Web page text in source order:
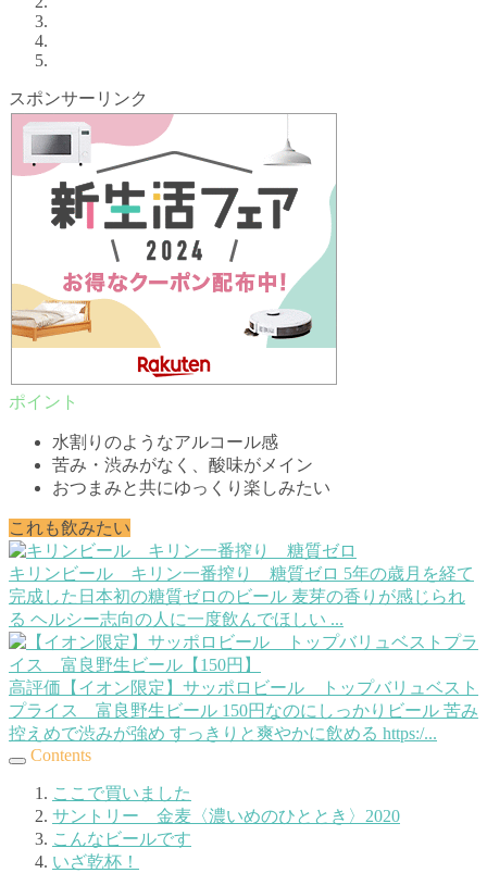
スポンサーリンク
水割りのようなアルコール感
苦み・渋みがなく、酸味がメイン
おつまみと共にゆっくり楽しみたい
これも飲みたい
キリンビール キリン一番搾り 糖質ゼロ 5年の歳月を経て
完成した日本初の糖質ゼロのビール 麦芽の香りが感じられ
る ヘルシー志向の人に一度飲んでほしい ...
高評価【イオン限定】サッポロビール トップバリュベスト
プライス 富良野生ビール 150円なのにしっかりビール 苦み
控えめで渋みが強め すっきりと爽やかに飲める https:/...
Contents
ここで買いました
サントリー 金麦〈濃いめのひととき〉2020
こんなビールです
いざ乾杯！